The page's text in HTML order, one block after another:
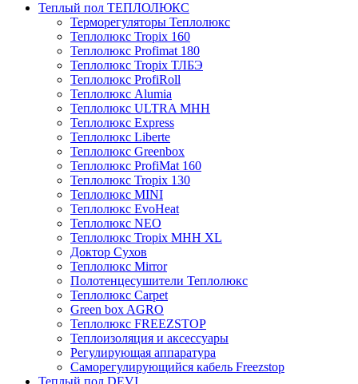
Теплый пол ТЕПЛОЛЮКС
Терморегуляторы Теплолюкс
Теплолюкс Tropix 160
Теплолюкс Profimat 180
Теплолюкс Tropix ТЛБЭ
Теплолюкс ProfiRoll
Теплолюкс Alumia
Теплолюкс ULTRA МНН
Теплолюкс Express
Теплолюкс Liberte
Теплолюкс Greenbox
Теплолюкс ProfiMat 160
Теплолюкс Tropix 130
Теплолюкс MINI
Теплолюкс EvoHeat
Теплолюкс NEO
Теплолюкс Tropix МНН XL
Доктор Сухов
Теплолюкс Mirror
Полотенцесушители Теплолюкс
Теплолюкс Carpet
Green box AGRO
Теплолюкс FREEZSTOP
Теплоизоляция и аксессуары
Регулирующая аппаратура
Cаморегулирующийся кабель Freezstop
Теплый пол DEVI